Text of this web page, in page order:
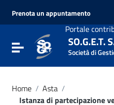
Vai al menu di navigazione
Prenota un appuntamento
Portale
Attiva / disattiva laSO.G.E.T.
Società di
Home / Asta /
Istanza di partecipazione